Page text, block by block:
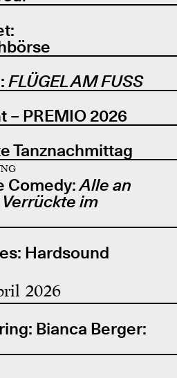
FLÜGEL AM FUSS
– PREMIO 2026
Tanznachmittag
Comedy:Alle an
im
Hardsound
2026
Bianca Berger: